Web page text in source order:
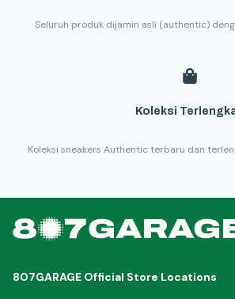
Seluruh produk dijamin asli (authentic)
Koleksi
Koleksi sneakers Authentic terbaru dan
807GARAGE Official Store Locations